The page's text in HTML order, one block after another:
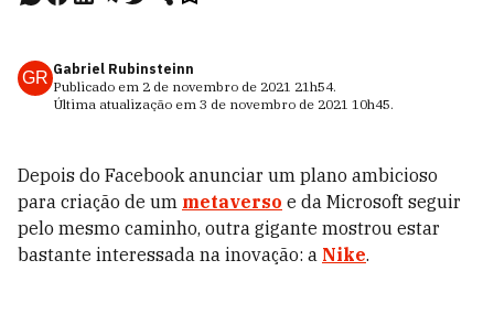
GR Gabriel Rubinsteinn
Publicado em 2 de novembro de 2021 21h54.
Última atualização em 3 de novembro de 2021 10h45.
Depois do Facebook anunciar um plano ambicioso
para criação de um metaverso e da Microsoft seguir
pelo mesmo caminho, outra gigante mostrou estar
bastante interessada na inovação: a Nike.